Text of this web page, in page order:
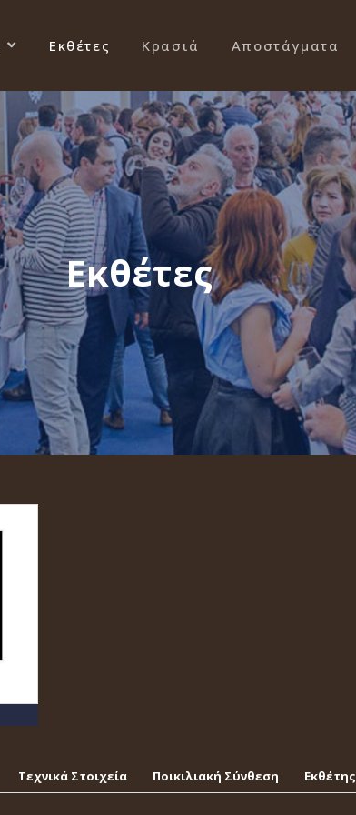
Εκθέτες Κρασιά Αποστάγματα
Εκθέτες
Τεχνικά Στοιχεία Ποικιλιακή Σύνθεση Εκθέτης